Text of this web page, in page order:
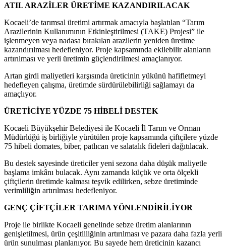
ATIL ARAZİLER ÜRETİME KAZANDIRILACAK
Kocaeli’de tarımsal üretimi artırmak amacıyla başlatılan “Tarım
Arazilerinin Kullanımının Etkinleştirilmesi (TAKE) Projesi” ile
işlenmeyen veya nadasa bırakılan arazilerin yeniden üretime
kazandırılması hedefleniyor. Proje kapsamında ekilebilir alanların
artırılması ve yerli üretimin güçlendirilmesi amaçlanıyor.
Artan girdi maliyetleri karşısında üreticinin yükünü hafifletmeyi
hedefleyen çalışma, üretimde sürdürülebilirliği sağlamayı da
amaçlıyor.
ÜRETİCİYE YÜZDE 75 HİBELİ DESTEK
Kocaeli Büyükşehir Belediyesi ile Kocaeli İl Tarım ve Orman
Müdürlüğü iş birliğiyle yürütülen proje kapsamında çiftçilere yüzde
75 hibeli domates, biber, patlıcan ve salatalık fideleri dağıtılacak.
Bu destek sayesinde üreticiler yeni sezona daha düşük maliyetle
başlama imkânı bulacak. Aynı zamanda küçük ve orta ölçekli
çiftçilerin üretimde kalması teşvik edilirken, sebze üretiminde
verimliliğin artırılması hedefleniyor.
GENÇ ÇİFTÇİLER TARIMA YÖNLENDİRİLİYOR
Proje ile birlikte Kocaeli genelinde sebze üretim alanlarının
genişletilmesi, ürün çeşitliliğinin artırılması ve pazara daha fazla yerli
ürün sunulması planlanıyor. Bu sayede hem üreticinin kazancı